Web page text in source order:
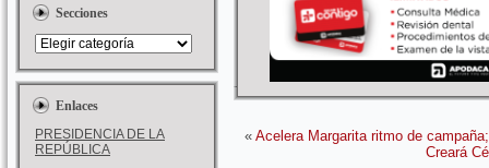
Secciones
Enlaces
PRESIDENCIA DE LA
REPÚBLICA
« Acelera Margarita ritmo de
Creará